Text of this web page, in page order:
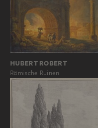
HUBERT ROBERT
Römische Ruinen